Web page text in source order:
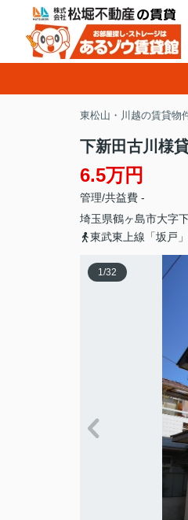
東松山・川越の賃貸物
下新田古川様
6.5万円
管理/共益費 -
埼玉県鶴ヶ島市大字
東武東上線「坂戸
1/32